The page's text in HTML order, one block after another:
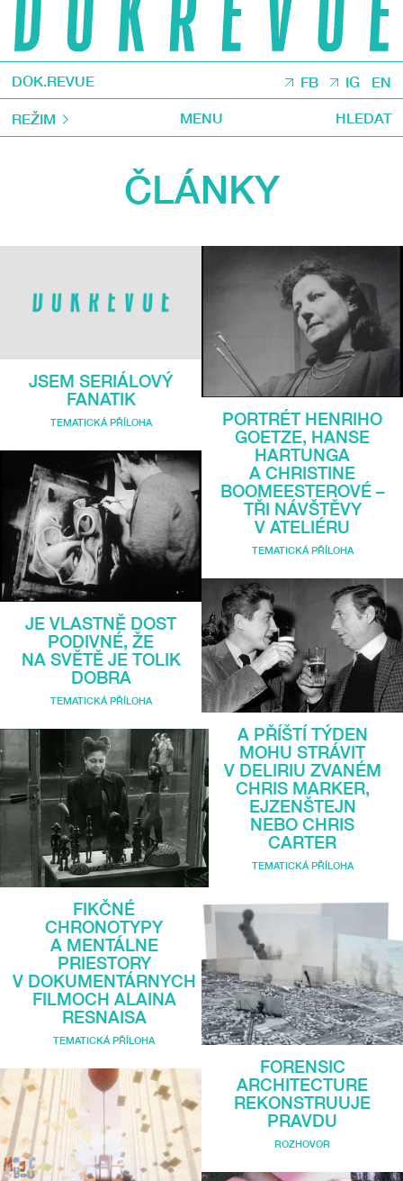
DOK.REVUE FB IG EN
REŽIM MENU HLEDAT
ČLÁNKY
JSEM SERIÁLOVÝ
FANATIK
TEMATICKÁ PŘÍLOHA
JE VLASTNĚ DOST
PODIVNÉ, ŽE
NA SVĚTĚ JE TOLIK
DOBRA
TEMATICKÁ PŘÍLOHA
FIKČNÉ
CHRONOTYPY
A MENTÁLNE
PRIESTORY
V DOKUMENTÁRNYCH
FILMOCH ALAINA
RESNAISA
TEMATICKÁ PŘÍLOHA
PORTRÉT HENRIHO
GOETZE, HANSE
HARTUNGA
A CHRISTINE
BOOMEESTEROVÉ –
TŘI NÁVŠTĚVY
V ATELIÉRU
TEMATICKÁ PŘÍLOHA
A PŘÍŠTÍ TÝDEN
MOHU STRÁVIT
V DELIRIU ZVANÉM
CHRIS MARKER,
EJZENŠTEJN
NEBO CHRIS
CARTER
TEMATICKÁ PŘÍLOHA
FORENSIC
ARCHITECTURE
REKONSTRUUJE
PRAVDU
ROZHOVOR